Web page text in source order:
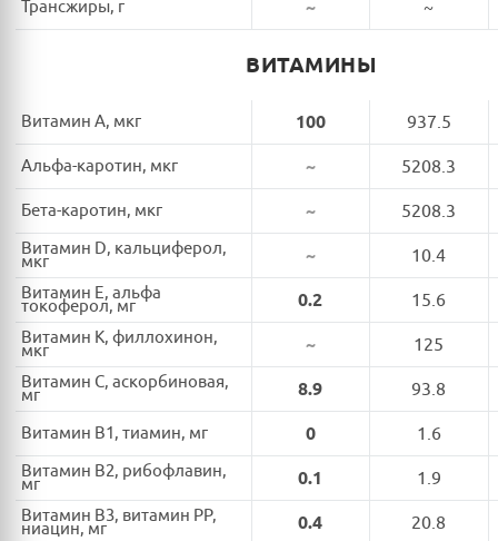
Трансжиры, г ~ ~
ВИТАМИНЫ
Витамин A, мкг 100 937.5
Альфа-каротин, мкг ~ 5208.3
Бета-каротин, мкг ~ 5208.3
Витамин D, кальциферол,
мкг ~ 10.4
Витамин E, альфа
токоферол, мг 0.2 15.6
Витамин K, филлохинон,
мкг ~ 125
Витамин C, аскорбиновая,
мг 8.9 93.8
Витамин B1, тиамин, мг 0 1.6
Витамин B2, рибофлавин,
мг 0.1 1.9
Витамин B3, витамин PP,
ниацин, мг 0.4 20.8